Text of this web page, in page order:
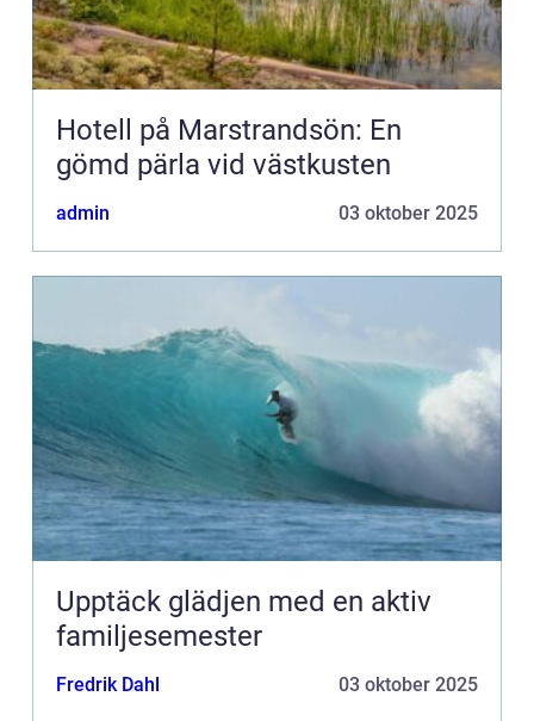
Hotell på Marstrandsön: En
gömd pärla vid västkusten
admin 03 oktober 2025
Upptäck glädjen med en aktiv
familjesemester
Fredrik Dahl 03 oktober 2025